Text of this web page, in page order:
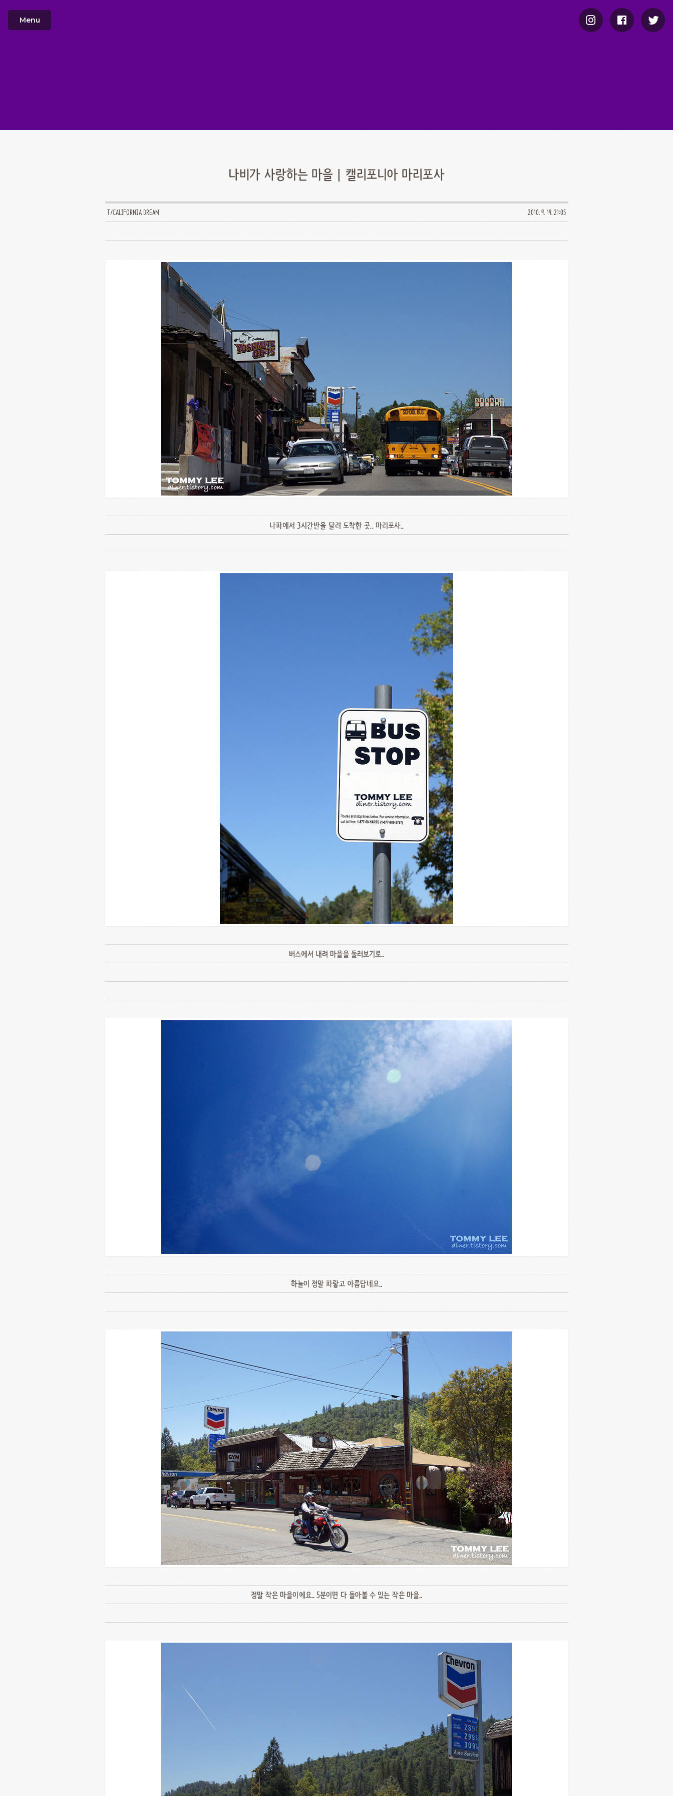
나비가 사랑하는 마을 | 캘리포니아 마리포사
T/CALIFORNIA DREAM 2010. 9. 19. 21:05
나파에서 3시간반을 달려 도착한 곳.. 마리포사..
버스에서 내려 마을을 둘러보기로..
하늘이 정말 파랗고 아름답네요..
정말 작은 마을이에요.. 5분이면 다 돌아볼 수 있는 작은 마을..
Menu